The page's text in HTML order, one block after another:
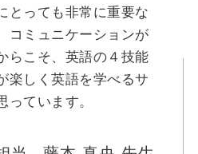
とっても非常に重要な
コミュニケーションが
らこそ、英語の４技能
楽しく英語を学べるサ
っています。